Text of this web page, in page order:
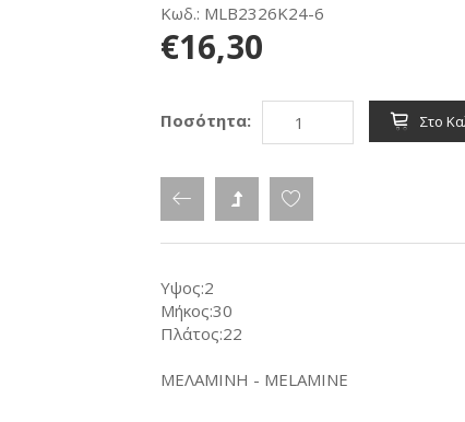
Κωδ.: MLB2326K24-6
€16,30
Ποσότητα: Στο
Υψος:2
Μήκος:30
Πλάτος:22
ΜΕΛΑΜΙΝΗ - MELAMINE